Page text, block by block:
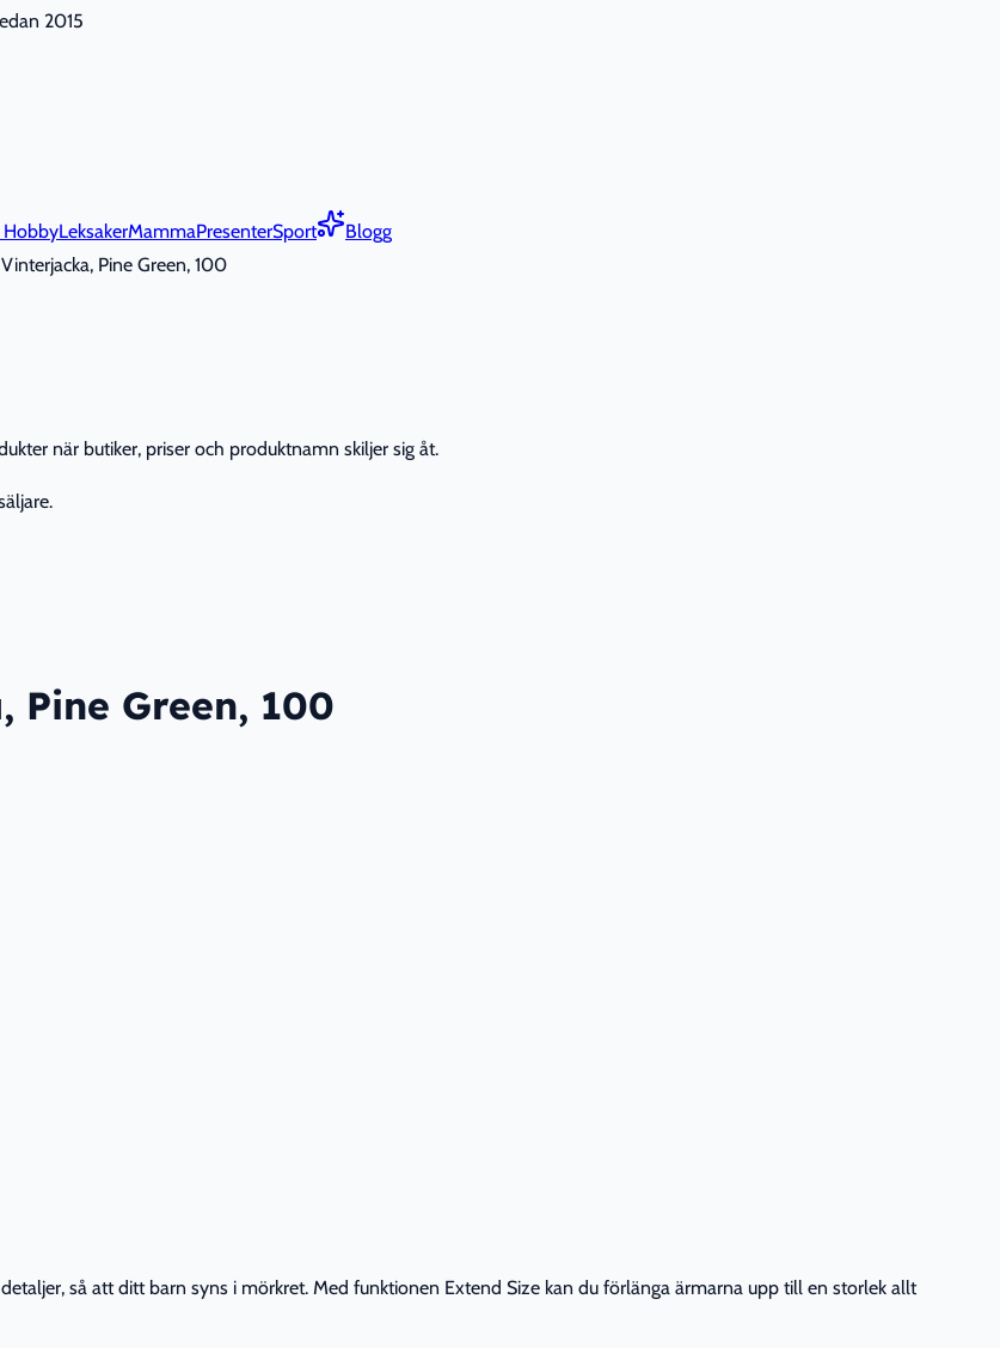
2015
HobbyLeksakerMammaPresenterSport
Blogg
Pine Green, 100
när butiker, priser och produktnamn skiljer sig åt.
Green, 100
så att ditt barn syns i mörkret. Med funktionen Extend Size kan du förlänga ärmarna upp till en storlek allt